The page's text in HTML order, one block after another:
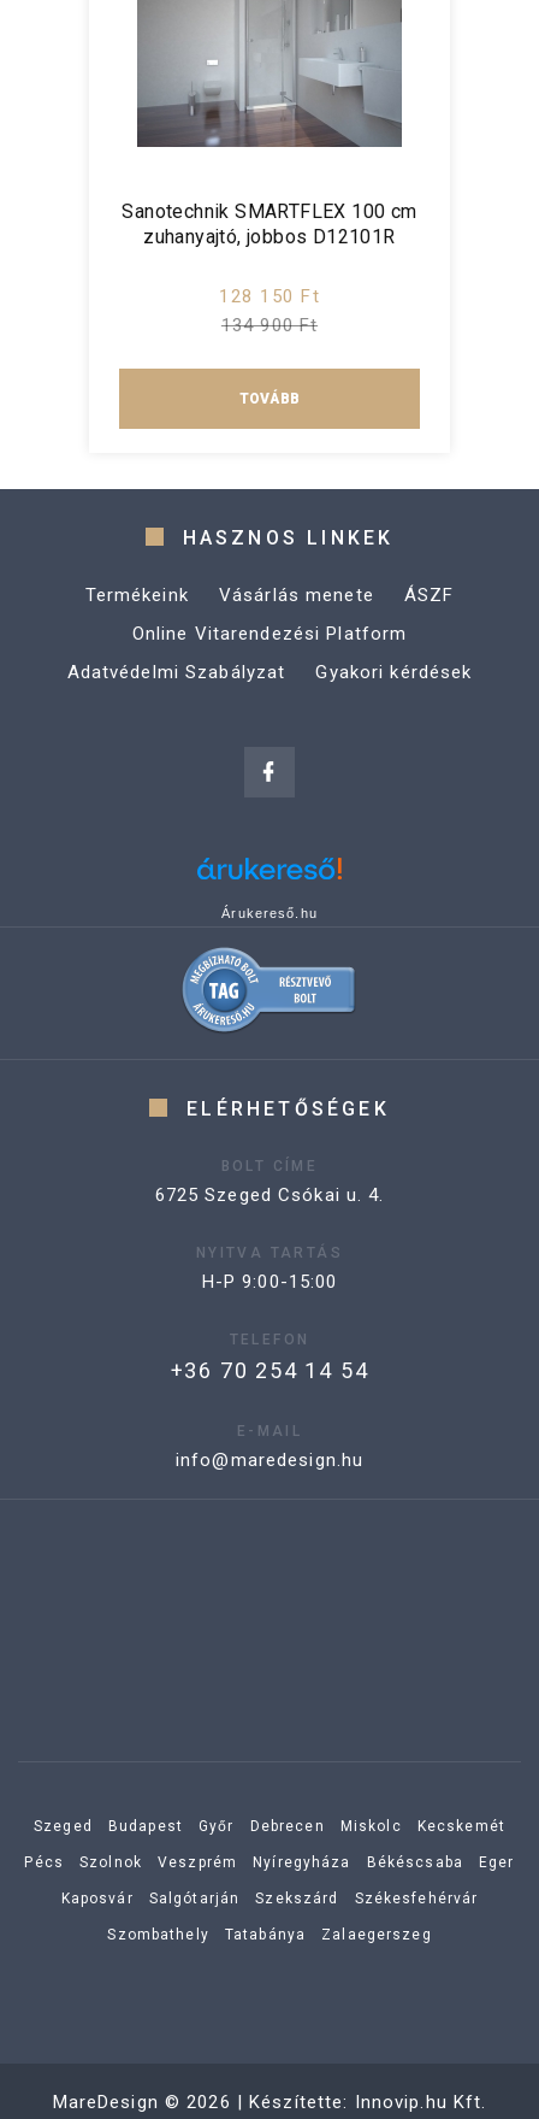
Sanotechnik SMARTFLEX 100 cm
zuhanyajtó, jobbos D12101R
128 150 Ft
134 900 Ft
TOVÁBB
HASZNOS LINKEK
Termékeink Vásárlás menete
ÁSZF
Online Vitarendezési Platform
Adatvédelmi Szabályzat
Gyakori kérdések
Árukereső.hu
ELÉRHETŐSÉGEK
BOLT CÍME
6725 Szeged Csókai u. 4.
NYITVA TARTÁS
H-P 9:00-15:00
TELEFON
+36 70 254 14 54
E-MAIL
info@maredesign.hu
Szeged Budapest Győr Debrecen Miskolc Kecskemét
Pécs Szolnok Veszprém Nyíregyháza Békéscsaba Eger
Kaposvár Salgótarján Szekszárd Székesfehérvár
Szombathely Tatabánya Zalaegerszeg
MareDesign ©2026 | Készítette: Innovip.hu Kft.